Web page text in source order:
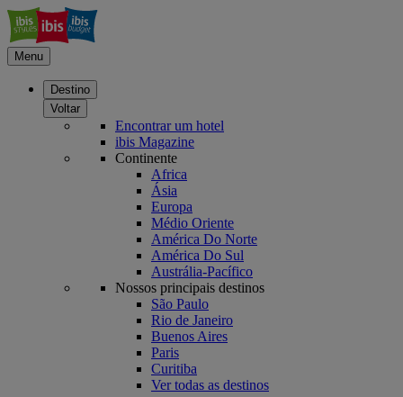
Menu
Destino
Voltar
Encontrar um hotel
ibis Magazine
Continente
Africa
Ásia
Europa
Médio Oriente
América Do Norte
América Do Sul
Austrália-Pacífico
Nossos principais destinos
São Paulo
Rio de Janeiro
Buenos Aires
Paris
Curitiba
Ver todas as destinos